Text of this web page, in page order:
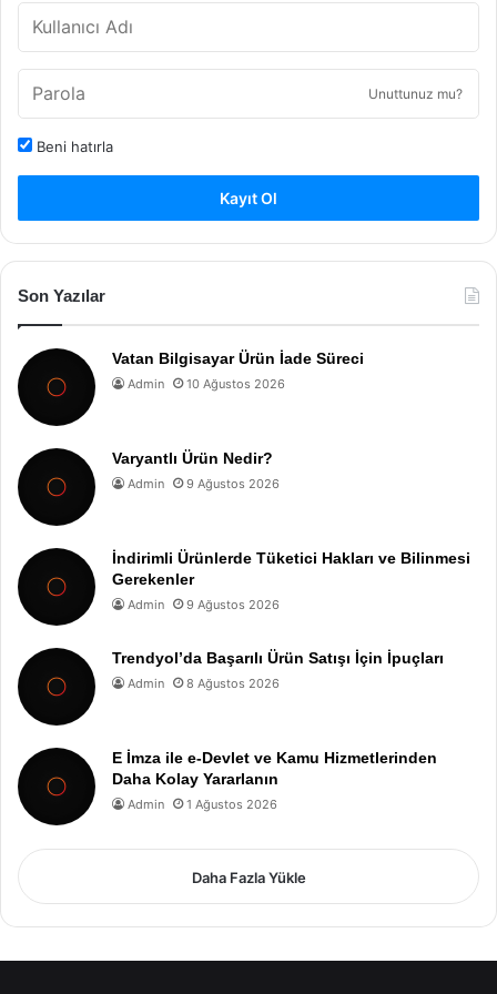
Unuttunuz mu?
Beni hatırla
Kayıt Ol
Son Yazılar
Vatan Bilgisayar Ürün İade Süreci
Admin 10 Ağustos 2026
Varyantlı Ürün Nedir?
Admin 9 Ağustos 2026
İndirimli Ürünlerde Tüketici Hakları ve Bilinmesi
Gerekenler
Admin 9 Ağustos 2026
Trendyol’da Başarılı Ürün Satışı İçin İpuçları
Admin 8 Ağustos 2026
E İmza ile e-Devlet ve Kamu Hizmetlerinden
Daha Kolay Yararlanın
Admin 1 Ağustos 2026
Daha Fazla Yükle